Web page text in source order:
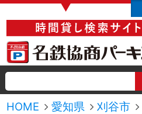
▼
HOME 愛知県 刈谷市